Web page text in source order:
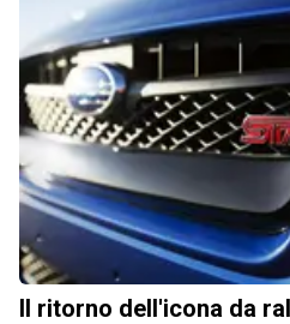
Il ritorno dell'icona da